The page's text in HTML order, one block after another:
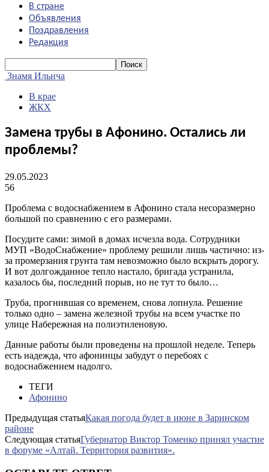
В стране
Объявления
Поздравления
Редакция
Знамя Ильича
В крае
ЖКХ
Замена трубы в Афонино. Остались ли
проблемы?
29.05.2023
56
Проблема с водоснабжением в Афонино стала несоразмерно
большой по сравнению с его размерами.
Посудите сами: зимой в домах исчезла вода. Сотрудники
МУП «ВодоСнабжение» проблему решили лишь частично: из-
за промерзания грунта там невозможно было вскрыть дорогу.
И вот долгожданное тепло настало, бригада устранила,
казалось бы, последний порыв, но не тут то было…
Труба, прогнившая со временем, снова лопнула. Решение
только одно – замена железной трубы на всем участке по
улице Набережная на полиэтиленовую.
Данные работы были проведены на прошлой неделе. Теперь
есть надежда, что афонинцы забудут о перебоях с
водоснабжением надолго.
ТЕГИ
Афонино
Предыдущая статьяКакая погода будет в июне в Заринском
районе
Следующая статьяГубернатор Виктор Томенко принял участие
в форуме «Алтай. Территория развития».